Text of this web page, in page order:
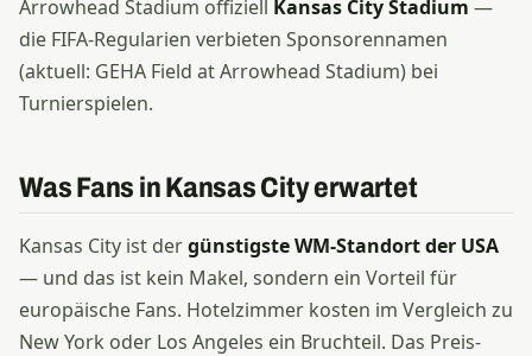
Arrowhead Stadium offiziell Kansas City Stadium —
die FIFA-Regularien verbieten Sponsorennamen
(aktuell: GEHA Field at Arrowhead Stadium) bei
Turnierspielen.
Was Fans in Kansas City erwartet
Kansas City ist dergünstigste WM-Standort der USA
— und das ist kein Makel, sondern ein Vorteil für
europäische Fans. Hotelzimmer kosten im Vergleich zu
New York oder Los Angeles ein Bruchteil. Das Preis-